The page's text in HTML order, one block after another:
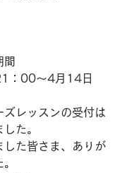
間
：00～4月14日
レッスンの受付は
た。
した皆さま、ありが